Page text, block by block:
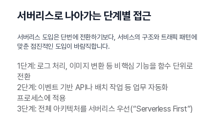
서버리스로 나아가는 단계별 접근
서버리스 도입은 단번에 전환하기보다, 서비스의 구조와 트래픽 패턴에
맞춘 점진적인 도입이 바람직합니다.
1단계: 로그 처리, 이미지 변환 등 비핵심 기능을 함수 단위로
전환
2단계: 이벤트 기반 API나 배치 작업 등 업무 자동화
프로세스에 적용
3단계: 전체 아키텍처를 서버리스 우선(“Serverless First”)